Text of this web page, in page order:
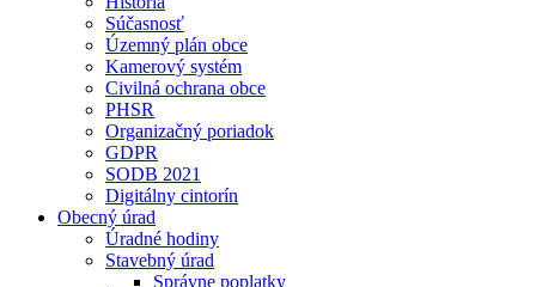
Súčasnosť
Územný plán obce
Kamerový systém
Civilná ochrana obce
PHSR
Organizačný poriadok
GDPR
SODB 2021
Digitálny cintorín
Obecný úrad
Úradné hodiny
Stavebný úrad
Správne poplatky